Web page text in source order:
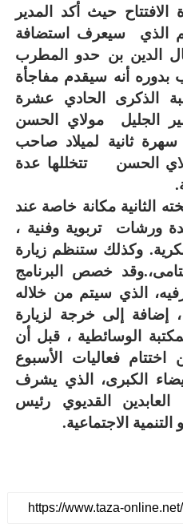
حيث أكد المدير
الذي سيعرف استضافة
الدين بن حدو المطرب
بدوره أنه سيقدم مفاجأة
الذكرى الحادي عشرة
الجليل مولاي الحسن
سهرة ثانية لميلاد صاحب
الحسن تتخللها عدة
الثانية مكانة خاصة عند
ورشات تربوية وفنية ،
وكذلك ستنظم زيارة
.وقد خصص البرنامج
الذي سيتم من خلاله
إضافة إلى خرجة لزيارة
الوسائطية ، قبل أن
اختتام فعاليات الأسبوع
الكبرى، الذي يشرف
القديوي رئيس
الاجتماعية.